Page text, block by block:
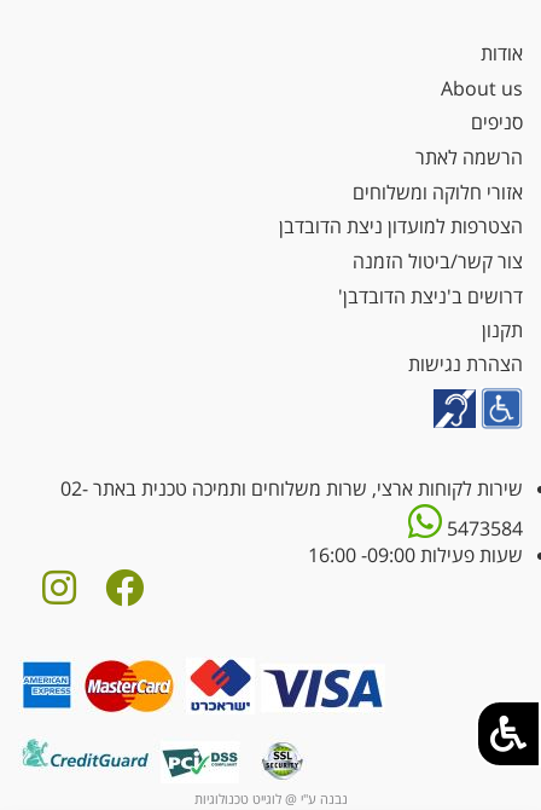
אודות
About us
סניפים
הרשמה לאתר
אזורי חלוקה ומשלוחים
הצטרפות למועדון ניצת הדובדבן
צור קשר/ביטול הזמנה
דרושים ב'ניצת הדובדבן'
תקנון
הצהרת נגישות
שירות לקוחות ארצי, שרות משלוחים ותמיכה טכנית באתר02-
5473584
שעות פעילות 09:00- 16:00
נבנה ע"י @ לוגייט טכנולוגיות